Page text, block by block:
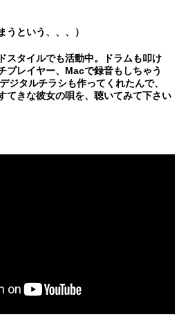
うという、、、）
スタイルでも活動中。ドラムも叩け
プレイヤー、Macで録音もしちゃう
ジタルチラシも作ってくれたんで、
てきな彼女の唄を、聴いてみて下さい